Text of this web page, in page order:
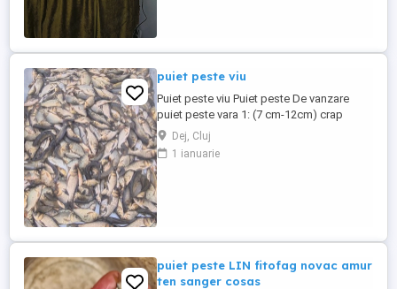
puiet peste viu
Puiet peste viu Puiet peste De vanzare
puiet peste vara 1: (7 cm-12cm) crap
comun,crap oglinda,crap spaniol,cteno
amur,caras pentru
rapitor,fitofag,novac,sanger,somn
turzii,Mures,Aiud,Alba ...
Dej, Cluj
1 ianuarie
puiet peste LIN fitofag novac amur
ten sanger cosas